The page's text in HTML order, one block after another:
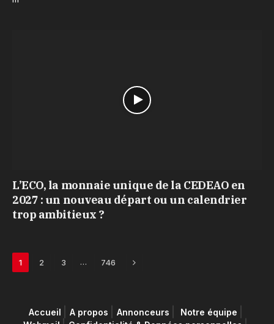
L’ECO, la monnaie unique de la CEDEAO en
2027 : un nouveau départ ou un calendrier
trop ambitieux ?
1 2 3 … 746 Next
Accueil A propos Annonceurs
Notre équipe